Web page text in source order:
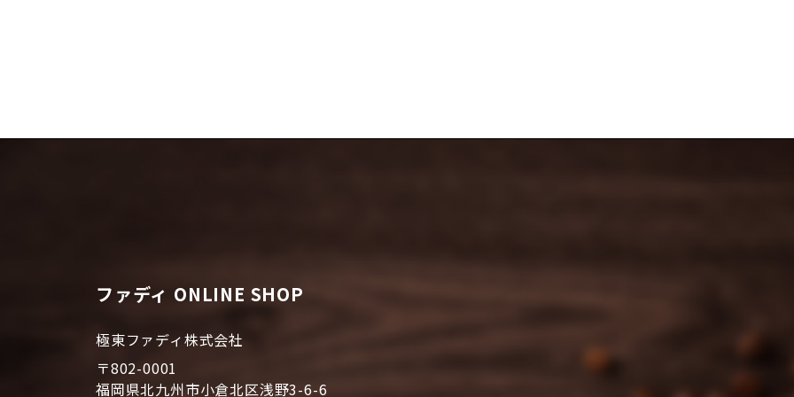
ファディ ONLINE SHOP
極東ファディ株式会社
〒802-0001
福岡県北九州市小倉北区浅野3-6-6